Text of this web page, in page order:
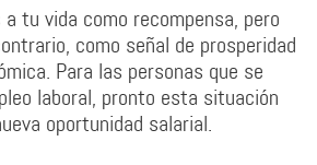
tu vida como recompensa, pero
como señal de prosperidad
Para las personas que se
laboral, pronto esta situación
oportunidad salarial.